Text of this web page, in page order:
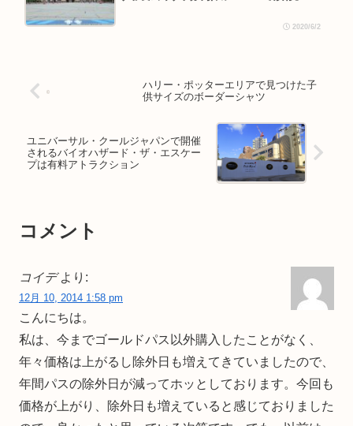
2020/6/2
ハリー・ポッターエリアで見つけた子
供サイズのボーダーシャツ
ユニバーサル・クールジャパンで開催
されるバイオハザード・ザ・エスケー
プは有料アトラクション
コメント
コイデ より:
12月 10, 2014 1:58 pm
こんにちは。
私は、今までゴールドパス以外購入したことがなく、
年々価格は上がるし除外日も増えてきていましたので、
年間パスの除外日が減ってホッとしております。今回も
価格が上がり、除外日も増えていると感じておりました